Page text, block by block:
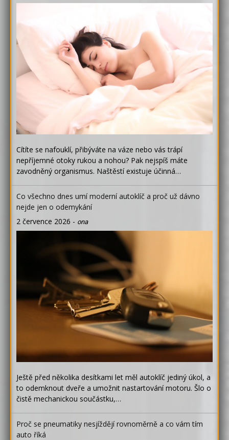
Cítíte se nafouklí, přibýváte na váze nebo vás trápí
nepříjemné otoky rukou a nohou? Pak nejspíš máte
zavodněný organismus. Naštěstí existuje účinná…
Co všechno dnes umí moderní autoklíč a proč už dávno
nejde jen o odemykání
2 července 2026 - ona
Ještě před několika desítkami let měl autoklíč jediný úkol, a
to odemknout dveře a umožnit nastartování motoru. Šlo o
čistě mechanickou součástku,…
Proč se pneumatiky nesjíždějí rovnoměrně a co vám tím
auto říká